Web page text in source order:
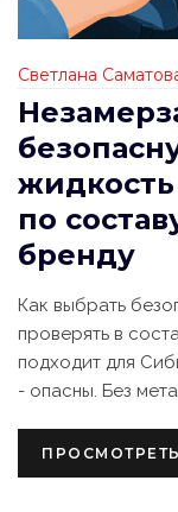
Светлана
по
бренду
Как выбрать
проверять в
подходит для
- опасны. Без